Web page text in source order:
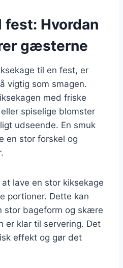
Hvordan
gæsterne
til en fest, er
vigtig som smagen.
med friske
spiselige blomster
udseende. En smuk
en stor forskel og
lave en stor kiksekage
portioner. Dette kan
stor bageform og skære
er klar til servering. Det
effekt og gør det